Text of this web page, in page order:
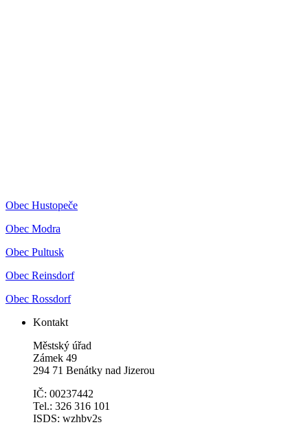
Obec Hustopeče
Obec Modra
Obec Pultusk
Obec Reinsdorf
Obec Rossdorf
Kontakt
Městský úřad
Zámek 49
294 71 Benátky nad Jizerou
IČ: 00237442
Tel.: 326 316 101
ISDS: wzhbv2s